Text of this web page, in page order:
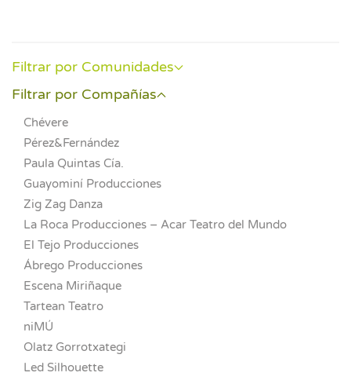
Filtrar por Comunidades
Filtrar por Compañías
Chévere
Pérez&Fernández
Paula Quintas Cía.
Guayominí Producciones
Zig Zag Danza
La Roca Producciones – Acar Teatro del Mundo
El Tejo Producciones
Ábrego Producciones
Escena Miriñaque
Tartean Teatro
niMÚ
Olatz Gorrotxategi
Led Silhouette